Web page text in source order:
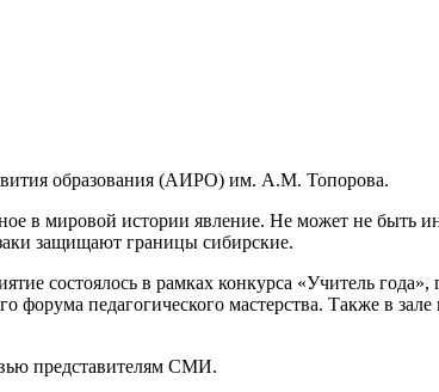
образования (АИРО) им. А.М. Топорова.
в мировой истории явление. Не может не быть
защищают границы сибирские.
состоялось в рамках конкурса «Учитель
педагогического мастерства. Также в
представителям СМИ.